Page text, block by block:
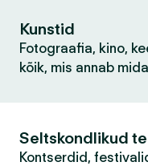
Kunstid
Fotograafia, kino,
kõik, mis annab
Seltskondlikud
Kontserdid,